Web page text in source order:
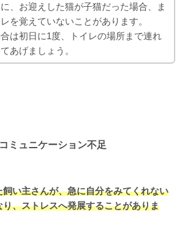
、お迎えした猫が子猫だった場合、ま
を覚えていないことがあります。
は初日に1度、トイレの場所まで連れ
あげましょう。
ミュニケーション不足
い主さんが、急に自分をみてくれない
、ストレスへ発展することがありま